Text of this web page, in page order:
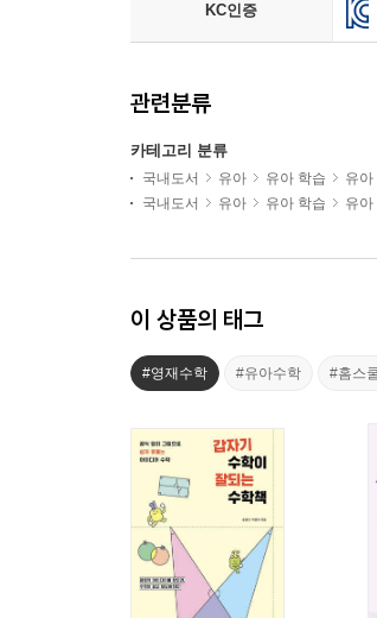
KC인증
관련분류
카테고리 분류
국내도서 유아 유아 학습
유아
국내도서
유아 유아 학습 유아
이 상품의 태그
#영재수학 #유아수학 #홈스